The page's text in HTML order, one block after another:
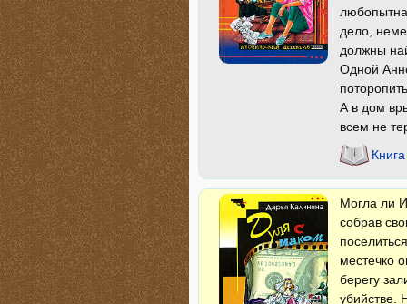
дело,
должны
Одной
А в дом
всем не
Могла ли
собрав
местечко
берегу
убийстве.